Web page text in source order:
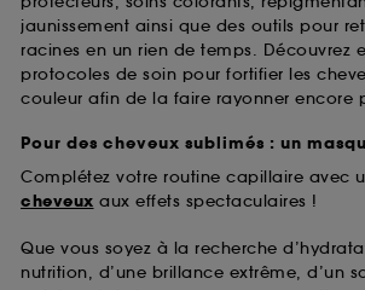
jaunissement ainsi que des outils pour
racines en un rien de temps. Découvrez
protocoles de soin pour fortifier les
couleur afin de la faire rayonner encore
Pour des cheveux sublimés : un
Complétez votre routine capillaire avec
cheveux aux effets spectaculaires !
Que vous soyez à la recherche
nutrition, d’une brillance extrême, d’un